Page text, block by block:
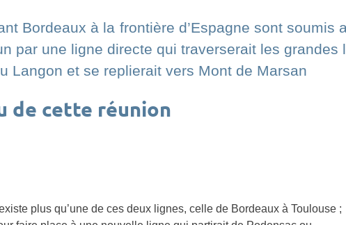
Bordeaux à la frontière d’Espagne sont soumis
par une ligne directe qui traverserait les
Langon et se replierait vers Mont de Marsan
de cette réunion
plus qu’une de ces deux lignes, celle de Bordeaux à Toulouse ;